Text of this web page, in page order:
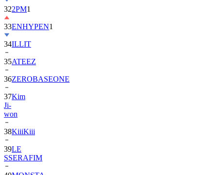
33ENHYPEN
34ILLIT
35ATEEZ
36ZEROBASEONE
37Kim
Ji-
won
38KiiiKiii
39LE
SSERAFIM
40MONSTA
X